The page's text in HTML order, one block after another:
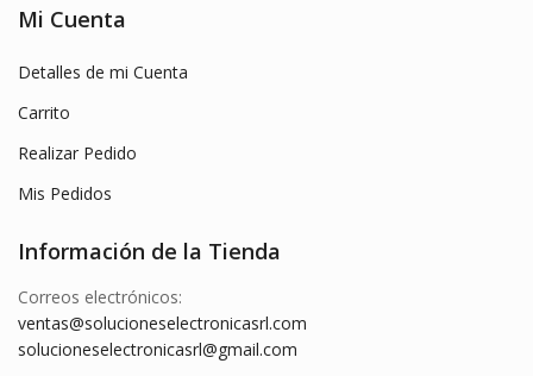
Mi Cuenta
Detalles de mi Cuenta
Carrito
Realizar Pedido
Mis Pedidos
Información de la Tienda
Correos electrónicos:
ventas@solucioneselectronicasrl.com
solucioneselectronicasrl@gmail.com